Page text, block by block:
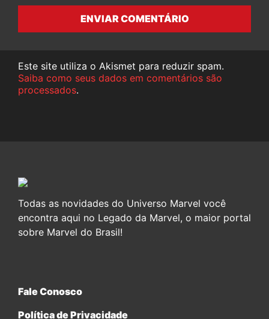
ENVIAR COMENTÁRIO
Este site utiliza o Akismet para reduzir spam.
Saiba como seus dados em comentários são
processados.
Todas as novidades do Universo Marvel você
encontra aqui no Legado da Marvel, o maior portal
sobre Marvel do Brasil!
Fale Conosco
Política de Privacidade